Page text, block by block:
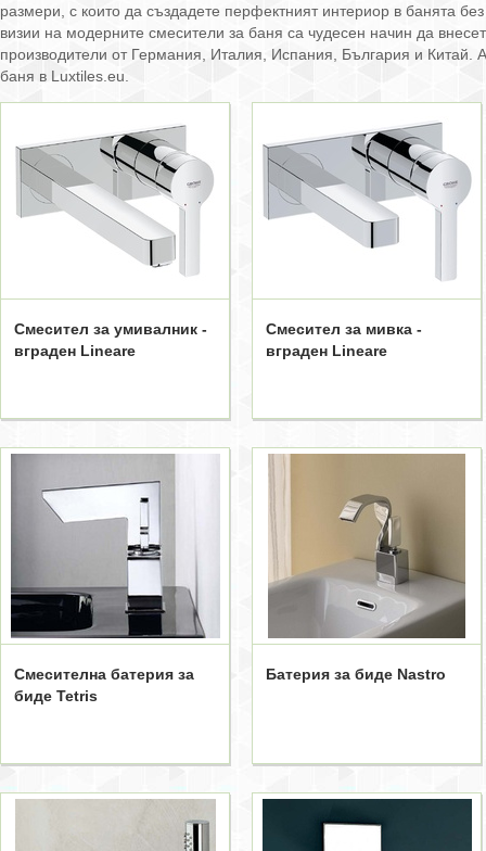
размери, с които да създадете перфектният интериор в банята
визии на модерните смесители за баня са чудесен начин да
производители от Германия, Италия, Испания, България и Китай.
баня в Luxtiles.eu.
Смесител за умивалник -
вграден Lineare
Смесител за мивка -
вграден Lineare
Смесителна батерия за
биде Tetris
Батерия за биде Nastro